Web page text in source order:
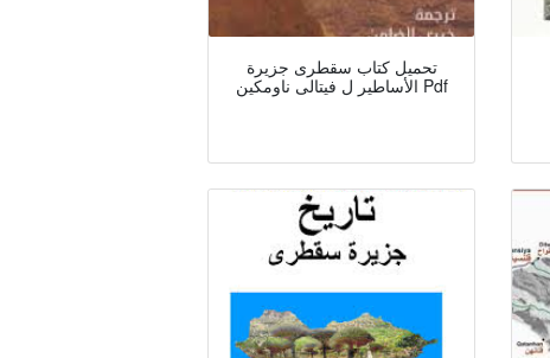
تحميل كتاب سقطرى جزيرة
الأساطير ل فيتالى ناومكين Pdf